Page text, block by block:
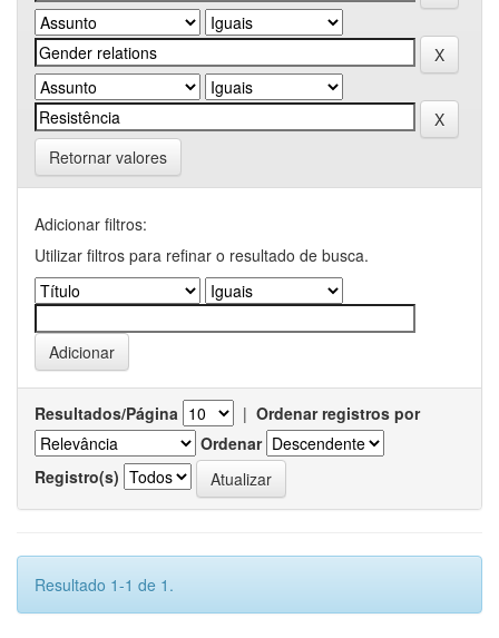
Retornar valores
Adicionar filtros:
Utilizar filtros para refinar o resultado de busca.
Resultados/Página | Ordenar registros por
Ordenar
Registro(s)
Resultado 1-1 de 1.